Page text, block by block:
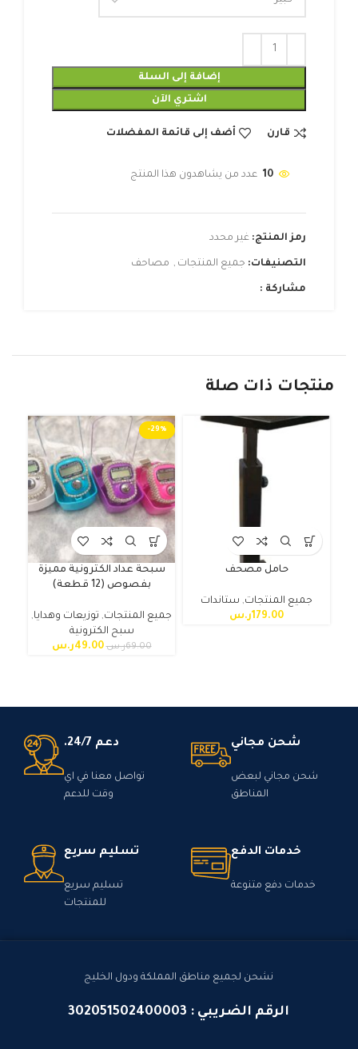
إضافة إلى السلة
اشتري الآن
قارن أضف إلى قائمة المفضلات
10 عدد من يشاهدون هذا المنتج
رمز المنتج: غير محدد
التصنيفات: جميع المنتجات , مصاحف
مشاركة :
منتجات ذات صلة
حامل مصحف
جميع المنتجات, ستاندات
179.00 ر.س
-29%
سبحة عداد الكترونية مميزة
بفصوص (12 قطعة)
جميع المنتجات, توزيعات وهدايا,
سبح الكترونية
69.00ر.س 49.00ر.س
شحن مجاني
شحن مجاني لبعض
المناطق
دعم 24/7.
تواصل معنا في اي
وقت للدعم
خدمات الدفع
خدمات دفع متنوعة
تسليم سريع
تسليم سريع
للمنتجات
نشحن لجميع مناطق المملكة ودول الخليج
الرقم الضريبي : 302051502400003